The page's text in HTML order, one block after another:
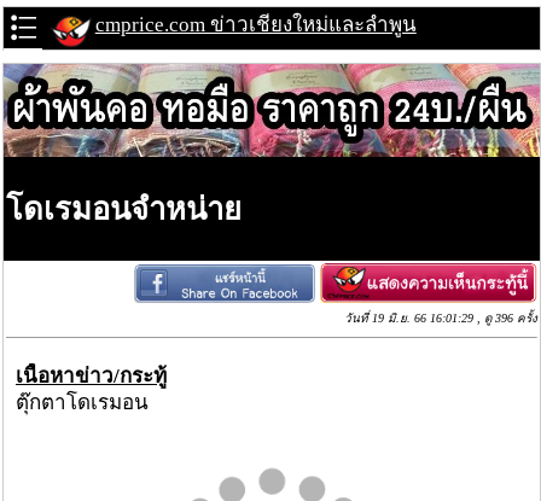
cmprice.com ข่าวเชียงใหม่และลำพูน
โดเรมอนจำหน่าย
วันที่ 19 มิ.ย. 66 16:01:29 , ดู 396 ครั้ง
เนื้อหาข่าว/กระทู้
ตุ๊กตาโดเรมอน